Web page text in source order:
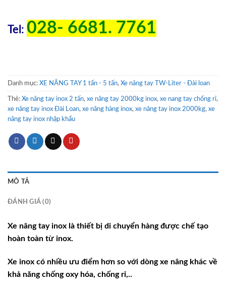
Tel: 028- 6681. 7761
Danh mục: XE NÂNG TAY 1 tấn - 5 tấn, Xe nâng tay TW-Liter - Đài loan
Thẻ: Xe nâng tay inox 2 tấn, xe nâng tay 2000kg inox, xe nang tay chống rỉ,
xe nâng tay inox Đài Loan, xe nâng hàng inox, xe nâng tay inox 2000kg, xe
nâng tay inox nhập khẩu
MÔ TẢ
ĐÁNH GIÁ (0)
Xe nâng tay inox là thiết bị di chuyển hàng được chế tạo
hoàn toàn từ inox.
Xe inox có nhiều ưu điểm hơn so với dòng xe nâng khác về
khả năng chống oxy hóa, chống rỉ,..